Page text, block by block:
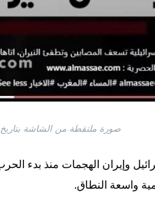
صورة ملتقطة من الشاشة بتاريخ 6 نيسان/أبريل 2026 من موقع فيسبوك
واسعة النطاق.